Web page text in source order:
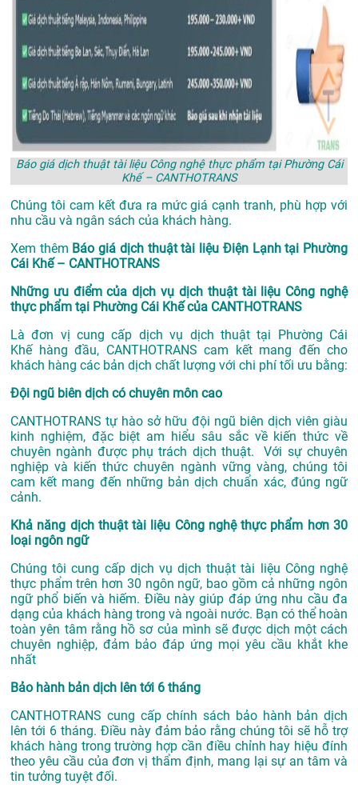
Báo giá dịch thuật tài liệu Công nghệ thực phẩm tại Phường Cái
Khế – CANTHOTRANS
Chúng tôi cam kết đưa ra mức giá cạnh tranh, phù hợp với
nhu cầu và ngân sách của khách hàng.
Xem thêm Báo giá dịch thuật tài liệu Điện Lạnh tại Phường
Cái Khế – CANTHOTRANS
Những ưu điểm của dịch vụ dịch thuật tài liệu Công nghệ
thực phẩm tại Phường Cái Khế của CANTHOTRANS
Là đơn vị cung cấp dịch vụ dịch thuật tại Phường Cái
Khếhàng đầu, CANTHOTRANS cam kết mang đến cho
khách hàng các bản dịch chất lượng với chi phí tối ưu bằng:
Đội ngũ biên dịch có chuyên môn cao
CANTHOTRANS tự hào sở hữu đội ngũ biên dịch viên giàu
kinh nghiệm, đặc biệt am hiểu sâu sắc về kiến thức về
chuyên ngành được phụ trách dịch thuật. Với sự chuyên
nghiệp và kiến thức chuyên ngành vững vàng, chúng tôi
cam kết mang đến những bản dịch chuẩn xác, đúng ngữ
cảnh.
Khả năng dịch thuật tài liệu Công nghệ thực phẩm hơn 30
loại ngôn ngữ
Chúng tôi cung cấp dịch vụ dịch thuật tài liệu Công nghệ
thực phẩm trên hơn 30 ngôn ngữ, bao gồm cả những ngôn
ngữ phổ biến và hiếm. Điều này giúp đáp ứng nhu cầu đa
dạng của khách hàng trong và ngoài nước. Bạn có thể hoàn
toàn yên tâm rằng hồ sơ của mình sẽ được dịch một cách
chuyên nghiệp, đảm bảo đáp ứng mọi yêu cầu khắt khe
nhất
Bảo hành bản dịch lên tới 6 tháng
CANTHOTRANS cung cấp chính sách bảo hành bản dịch
lên tới 6 tháng. Điều này đảm bảo rằng chúng tôi sẽ hỗ trợ
khách hàng trong trường hợp cần điều chỉnh hay hiệu đính
theo yêu cầu của đơn vị thẩm định, mang lại sự an tâm và
tin tưởng tuyệt đối.